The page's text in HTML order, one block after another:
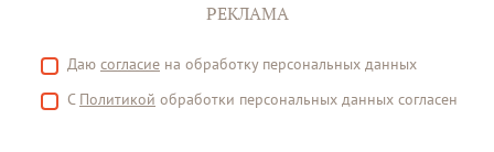
РЕКЛАМА
Даю согласие на обработку персональных данных
С Политикой обработки персональных данных согласен